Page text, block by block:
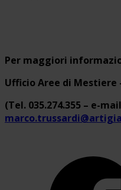
Per maggiori
Ufficio Aree di Mestiere
(Tel. 035.274.355 – e-